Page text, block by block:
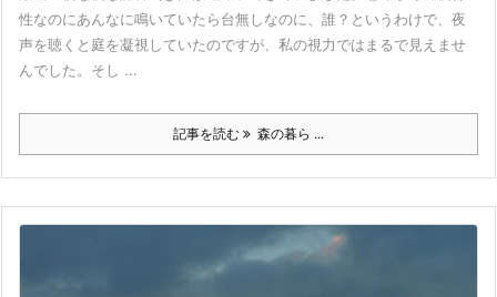
性なのにあんなに鳴いていたら台無しなのに、誰？というわけで、夜
声を聴くと庭を凝視していたのですが、私の視力ではまるで見えませ
んでした。そし ...
記事を読む 森の暮ら ...